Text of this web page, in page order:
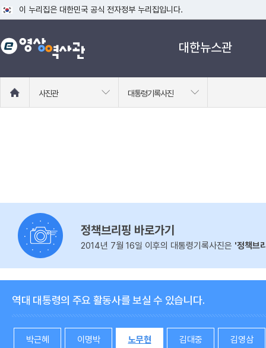
이 누리집은 대한민국 공식 전자정부 누리집입니다.
공식 누리집 주소 확인하기
go.kr 주소를 사용하는 누리집은 대한민국 정부기관이 관리하는 누리집입니
대한뉴스관
로
사진관 대통령기록사진
정책브리핑 바로가기
2014년 7월 16일 이후의 대통령기록사진은 '정책브
역대 대통령의 주요 활동사를 보실 수 있습니다.
박근혜 이명박 노무현 김대중 김영삼